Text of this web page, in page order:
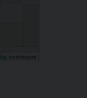
contributors